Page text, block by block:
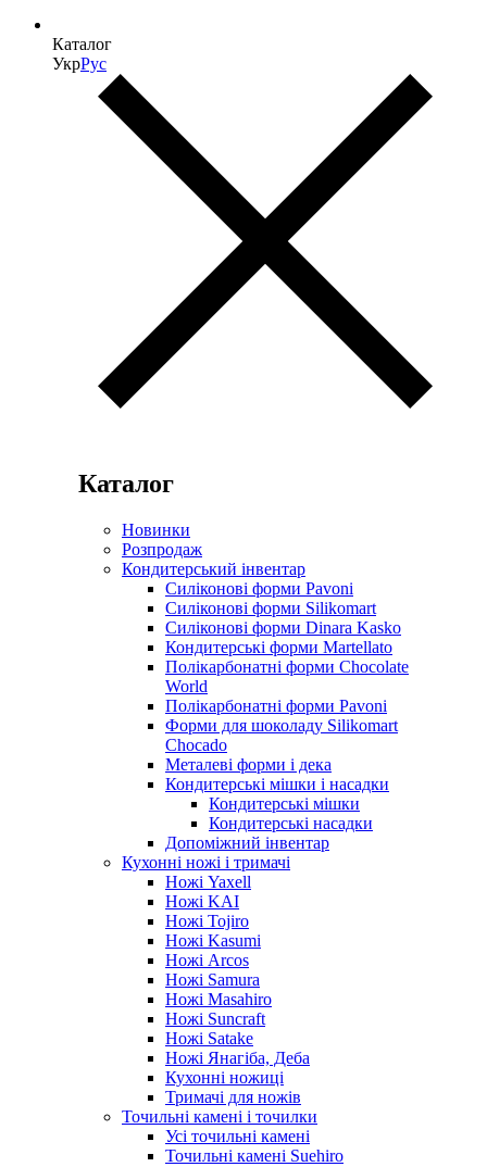
Каталог
УкрРус
Каталог
Новинки
Розпродаж
Кондитерський інвентар
Силіконові форми Pavoni
Силіконові форми Silikomart
Силіконові форми Dinara Kasko
Кондитерські форми Martellato
Полікарбонатні форми Chocolate
World
Полікарбонатні форми Pavoni
Форми для шоколаду Silikomart
Chocado
Металеві форми і дека
Кондитерські мішки і насадки
Кондитерські мішки
Кондитерські насадки
Допоміжний інвентар
Кухонні ножі і тримачі
Ножі Yaxell
Ножі KAI
Ножі Tojiro
Ножі Kasumi
Ножі Arcos
Ножі Samura
Ножі Masahiro
Ножі Suncraft
Ножі Satake
Ножі Янагіба, Деба
Кухонні ножиці
Тримачі для ножів
Точильні камені і точилки
Усі точильні камені
Точильні камені Suehiro